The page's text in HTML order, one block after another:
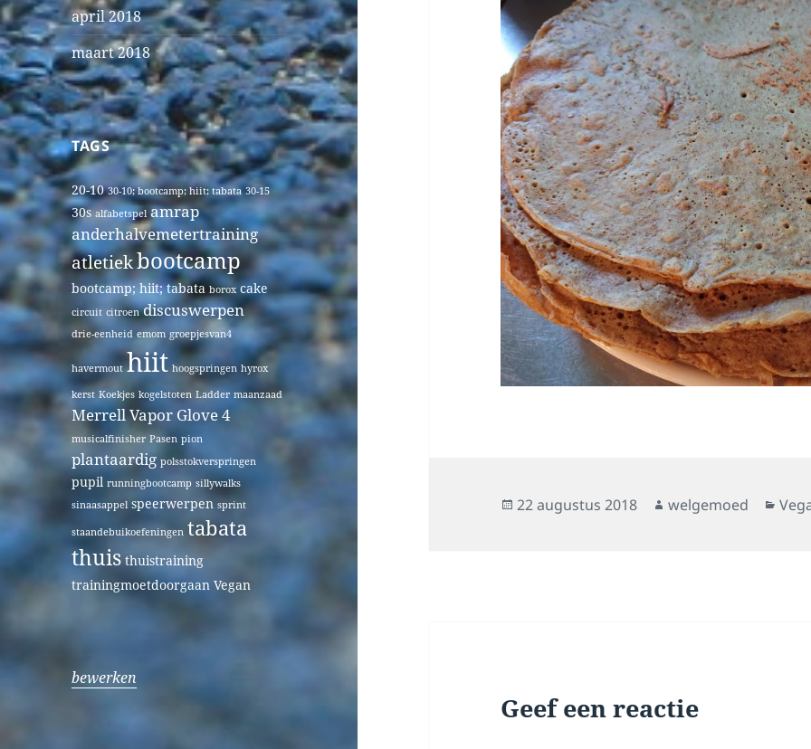
april 2018
maart 2018
TAGS
20-10 30-10; bootcamp; hiit; tabata 30-15
30s alfabetspel amrap
anderhalvemetertraining
atletiekbootcamp
bootcamp; hiit; tabata borox cake
circuit citroen discuswerpen
drie-eenheid emom groepjesvan4
havermout hiit hoogspringen hyrox
kerst Koekjes kogelstoten Ladder maanzaad
Merrell Vapor Glove 4
musicalfinisher Pasen pion
plantaardig polsstokverspringen
pupil runningbootcamp sillywalks
sinaasappel speerwerpen sprint
staandebuikoefeningen tabata
thuis thuistraining
trainingmoetdoorgaan Vegan
bewerken
Geplaatst
22 augustus 2018 Auteur
welgemoed
Geef een reactie